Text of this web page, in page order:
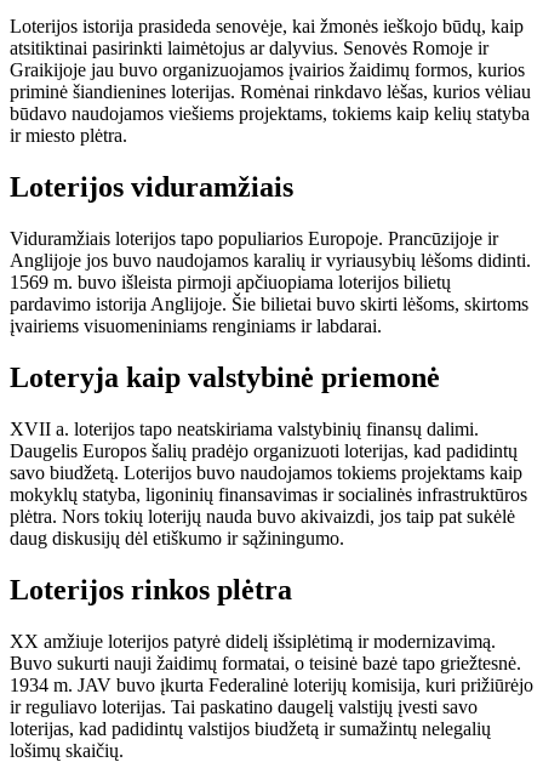
Loterijos istorija prasideda senovėje, kai žmonės ieškojo būdų, kaip
atsitiktinai pasirinkti laimėtojus ar dalyvius. Senovės Romoje ir
Graikijoje jau buvo organizuojamos įvairios žaidimų formos, kurios
priminė šiandienines loterijas. Romėnai rinkdavo lėšas, kurios vėliau
būdavo naudojamos viešiems projektams, tokiems kaip kelių statyba
ir miesto plėtra.
Loterijos viduramžiais
Viduramžiais loterijos tapo populiarios Europoje. Prancūzijoje ir
Anglijoje jos buvo naudojamos karalių ir vyriausybių lėšoms didinti.
1569 m. buvo išleista pirmoji apčiuopiama loterijos bilietų
pardavimo istorija Anglijoje. Šie bilietai buvo skirti lėšoms, skirtoms
įvairiems visuomeniniams renginiams ir labdarai.
Loteryja kaip valstybinė priemonė
XVII a. loterijos tapo neatskiriama valstybinių finansų dalimi.
Daugelis Europos šalių pradėjo organizuoti loterijas, kad padidintų
savo biudžetą. Loterijos buvo naudojamos tokiems projektams kaip
mokyklų statyba, ligoninių finansavimas ir socialinės infrastruktūros
plėtra. Nors tokių loterijų nauda buvo akivaizdi, jos taip pat sukėlė
daug diskusijų dėl etiškumo ir sąžiningumo.
Loterijos rinkos plėtra
XX amžiuje loterijos patyrė didelį išsiplėtimą ir modernizavimą.
Buvo sukurti nauji žaidimų formatai, o teisinė bazė tapo griežtesnė.
1934 m. JAV buvo įkurta Federalinė loterijų komisija, kuri prižiūrėjo
ir reguliavo loterijas. Tai paskatino daugelį valstijų įvesti savo
loterijas, kad padidintų valstijos biudžetą ir sumažintų nelegalių
lošimų skaičių.